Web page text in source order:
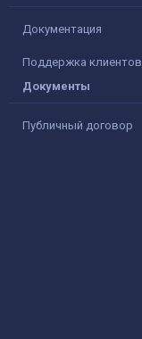
Документация
Поддержка клиентов
Документы
Публичный договор